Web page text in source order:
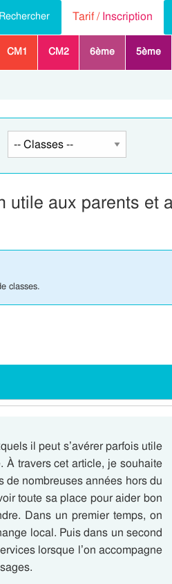
Rechercher Tarif /Inscription
CM1 CM2 6ème 5ème
utile aux parents et
classes.
il peut s’avérer parfois utile
À travers cet article, je souhaite
de nombreuses années hors du
toute sa place pour aider bon
Dans un premier temps, on
local. Puis dans un second
lorsque l’on accompagne